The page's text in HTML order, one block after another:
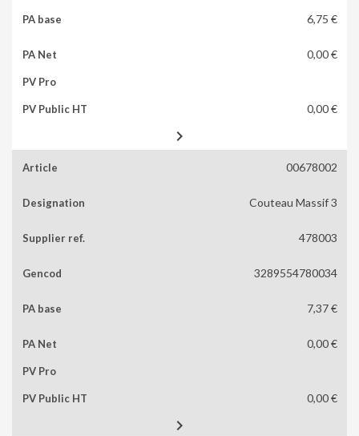
6,75 €
0,00 €
0,00 €

00678002
Couteau Massif 3
478003
3289554780034
7,37 €
0,00 €
0,00 €
